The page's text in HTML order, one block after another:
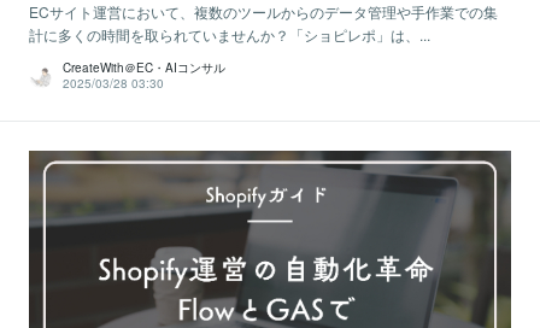
ECサイト運営において、複数のツールからのデータ管理や手作業での集
計に多くの時間を取られていませんか？「ショピレポ」は、...
CreateWith＠EC・AIコンサル
2025/03/28 03:30